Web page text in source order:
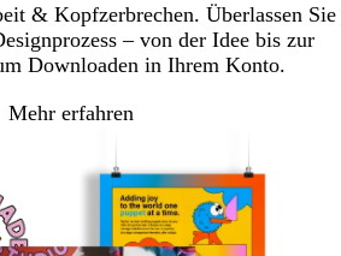
& Kopfzerbrechen. Überlassen Sie
– von der Idee bis zur
Downloaden in Ihrem Konto.
Mehr erfahren